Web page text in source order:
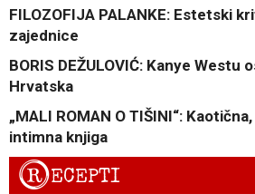
FILOZOFIJA PALANKE: Estetski
zajednice
BORIS DEŽULOVIĆ: Kanye Westu
Hrvatska
„MALI ROMAN O TIŠINI“:
intimna knjiga
RECEPTI